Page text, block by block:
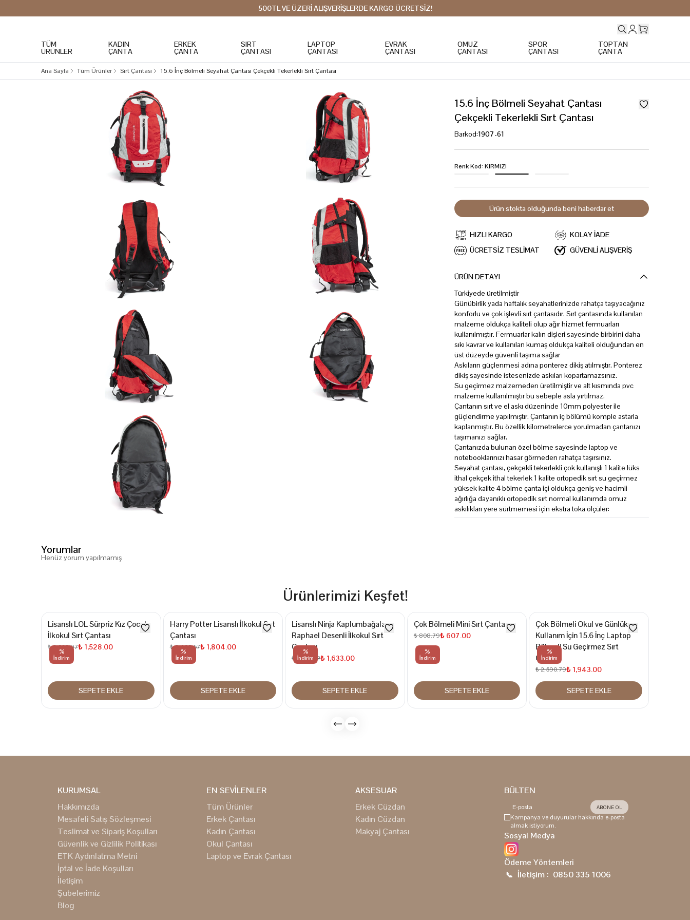
500TL VE ÜZERİ ALIŞVERİŞLERDE KARGO ÜCRETSİZ!
TÜM
ÜRÜNLER
KADIN
ÇANTA
ERKEK
ÇANTA
SIRT
ÇANTASI
LAPTOP
ÇANTASI
EVRAK
ÇANTASI
OMUZ
ÇANTASI
SPOR
ÇANTASI
TOPTAN
ÇANTA
Ana Sayfa Tüm Ürünler Sırt Çantası 15.6 İnç Bölmeli Seyahat Çantası Çekçekli Tekerlekli Sırt Çantası
15.6 İnç Bölmeli Seyahat Çantası
Çekçekli Tekerlekli Sırt Çantası
Barkod:1907-61
Renk Kod:KIRMIZI
Ürün stokta olduğunda beni haberdar et
HIZLI KARGO
KOLAY İADE
ÜCRETSİZ TESLİMAT
GÜVENLİ ALIŞVERİŞ
ÜRÜN DETAYI
Türkiyede üretilmiştir
Günübirlik yada haftalık seyahatlerinizde rahatça taşıyacağınız
konforlu ve çok işlevli sırt çantasıdır. Sırt çantasında kullanılan
malzeme oldukça kaliteli olup ağır hizmet fermuarları
kullanılmıştır. Fermuarlar kalın dişleri sayesinde birbirini daha
sıkı kavrar ve kullanılan kumaş oldukça kaliteli olduğundan en
üst düzeyde güvenli taşıma sağlar
Askıların güçlenmesi adına ponterez dikiş atılmıştır. Ponterez
dikiş sayesinde istesenizde askıları kopartamazsınız.
Su geçirmez malzemeden üretilmiştir ve alt kısmında pvc
malzeme kullanılmıştır bu sebeple asla yırtılmaz.
Çantanın sırt ve el askı düzeninde 10mm polyester ile
güçlendirme yapılmıştır. Çantanın iç bölümü komple astarla
kaplanmıştır. Bu özellik kilometrelerce yorulmadan çantanızı
taşımanızı sağlar.
Çantanızda bulunan özel bölme sayesinde laptop ve
notebooklarınızı hasar görmeden rahatça taşırsınız.
Seyahat çantası, çekçekli tekerlekli çok kullanışlı 1 kalite lüks
ithal çekçek ithal tekerlek 1 kalite ortopedik sırt su geçirmez
yüksek kalite 4 bölme çanta içi oldukça geniş ve hacimli
ağırlığa dayanıklı ortopedik sırt normal kullanımda omuz
askılıkları yere sürtmemesi için ekstra toka ölçüler:
Yorumlar
Henüz yorum yapılmamış
Ürünlerimizi Keşfet!
%
İndirim
Lisanslı LOL Sürpriz Kız Çocuk
İlkokul Sırt Çantası
₺ 2,037.97₺ 1,528.00
SEPETE EKLE
%
İndirim
Harry Potter Lisanslı İlkokul Sırt
Çantası
₺ 2,405.57₺ 1,804.00
SEPETE EKLE
%
İndirim
Lisanslı Ninja Kaplumbağalar
Raphael Desenli İlkokul Sırt
Çantası
₺ 2,177.22₺ 1,633.00
SEPETE EKLE
%
İndirim
Çok Bölmeli Mini Sırt Çantası
₺ 808.79₺ 607.00
SEPETE EKLE
%
İndirim
Çok Bölmeli Okul ve Günlük
Kullanım İçin 15.6 İnç Laptop
Bölmeli Su Geçirmez Sırt
Çantası
₺ 2,590.79₺ 1,943.00
SEPETE EKLE
KURUMSAL
Hakkımızda
Mesafeli Satış Sözleşmesi
Teslimat ve Sipariş Koşulları
Güvenlik ve Gizlilik Politikası
ETK Aydınlatma Metni
İptal ve İade Koşulları
İletişim
Şubelerimiz
Blog
EN SEVİLENLER
Tüm Ürünler
Erkek Çantası
Kadın Çantası
Okul Çantası
Laptop ve Evrak Çantası
AKSESUAR
Erkek Cüzdan
Kadın Cüzdan
Makyaj Çantası
BÜLTEN
ABONE OL
Kampanya ve duyurular hakkında e-posta
almak istiyorum.
Sosyal Medya
Ödeme Yöntemleri
📞 İletişim : 0850 335 1006